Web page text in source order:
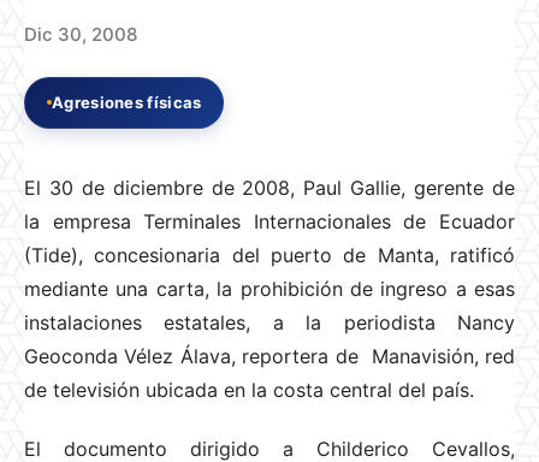
Dic 30, 2008
Agresiones físicas
El 30 de diciembre de 2008, Paul Gallie, gerente de
la empresa Terminales Internacionales de Ecuador
(Tide), concesionaria del puerto de Manta, ratificó
mediante una carta, la prohibición de ingreso a esas
instalaciones estatales, a la periodista Nancy
Geoconda Vélez Álava, reportera de Manavisión, red
de televisión ubicada en la costa central del país.
El documento dirigido a Childerico Cevallos,